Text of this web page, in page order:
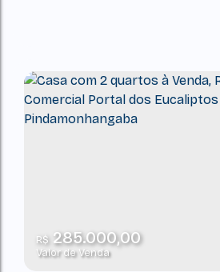
R$285.000,00
Valor de Venda